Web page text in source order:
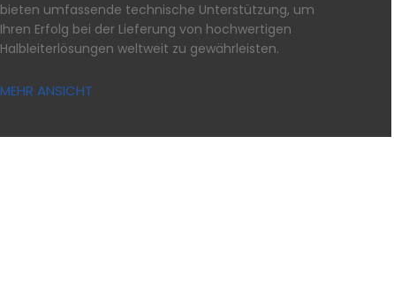
bieten umfassende technische Unterstützung, um
Ihren Erfolg bei der Lieferung von hochwertigen
Halbleiterlösungen weltweit zu gewährleisten.
MEHR ANSICHT